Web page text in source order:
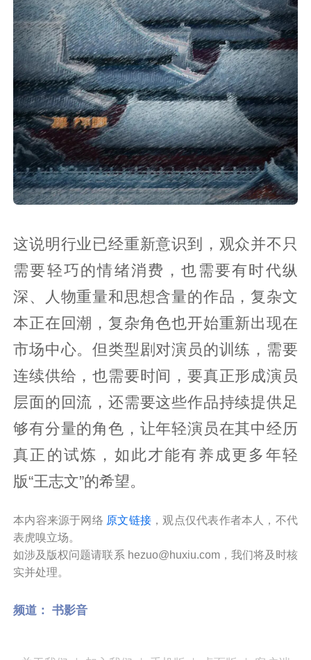
这说明行业已经重新意识到，观众并不只
需要轻巧的情绪消费，也需要有时代纵
深、人物重量和思想含量的作品，复杂文
本正在回潮，复杂角色也开始重新出现在
市场中心。但类型剧对演员的训练，需要
连续供给，也需要时间，要真正形成演员
层面的回流，还需要这些作品持续提供足
够有分量的角色，让年轻演员在其中经历
真正的试炼，如此才能有养成更多年轻
版“王志文”的希望。
本内容来源于网络 原文链接 ，观点仅代表作者本人，不代
表虎嗅立场。
如涉及版权问题请联系 hezuo@huxiu.com，我们将及时核
实并处理。
频道： 书影音